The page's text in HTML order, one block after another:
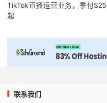
TikTok直播运营业务，季付$25
起
联系我们